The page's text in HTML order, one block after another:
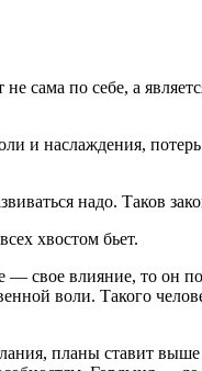
сама по себе, а
и наслаждения,
надо. Таков
хвостом бьет.
свое влияние, то он
воли. Такого
планы ставит